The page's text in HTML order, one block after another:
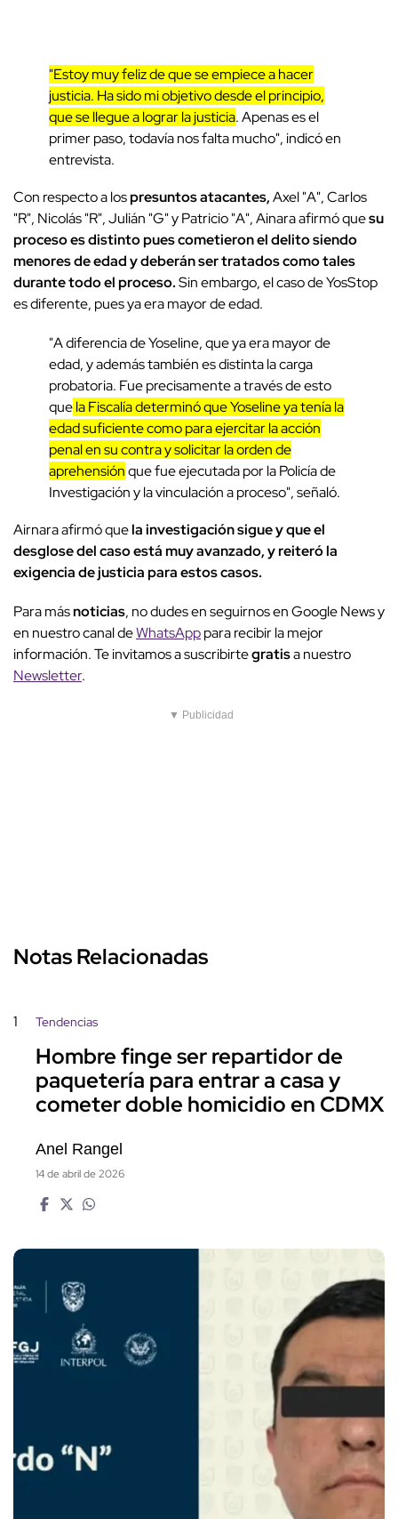
"Estoy muy feliz de que se empiece a hacer
justicia. Ha sido mi objetivo desde el principio,
que se llegue a lograr la justicia. Apenas es el
primer paso, todavía nos falta mucho", indicó en
entrevista.
Con respecto a lospresuntos atacantes,Axel "A", Carlos
"R", Nicolás "R", Julián "G" y Patricio "A", Ainara afirmó quesu
proceso es distinto pues cometieron el delito siendo
menores de edad y deberán ser tratados como tales
durante todo el proceso.Sin embargo, el caso de YosStop
es diferente, pues ya era mayor de edad.
"A diferencia de Yoseline, que ya era mayor de
edad, y además también es distinta la carga
probatoria. Fue precisamente a través de esto
quela Fiscalía determinó que Yoseline ya tenía la
edad suficiente como para ejercitar la acción
penal en su contra y solicitar la orden de
aprehensiónque fue ejecutada por la Policía de
Investigación y la vinculación a proceso", señaló.
Airnara afirmó quela investigación sigue y que el
desglose del caso está muy avanzado, y reiteró la
exigencia de justicia para estos casos.
Para másnoticias, no dudes en seguirnos en Google News y
en nuestro canal deWhatsApppara recibir la mejor
información. Te invitamos a suscribirtegratisa nuestro
Newsletter.
▼ Publicidad
Notas Relacionadas
1 Tendencias
Hombre finge ser repartidor de
paquetería para entrar a casa y
cometer doble homicidio en CDMX
Anel Rangel
14 de abril de 2026